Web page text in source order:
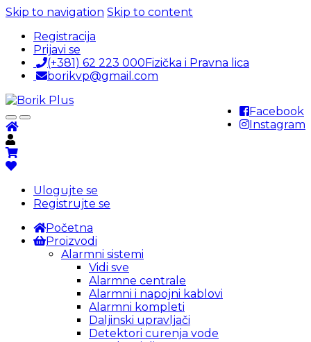
Skip to navigation Skip to content
Registracija
Prijavi se
(+381) 62 223 000Fizička i Pravna lica
borikvp@gmail.com
Facebook
Instagram
Ulogujte se
Registrujte se
Početna
Proizvodi
Alarmni sistemi
Vidi sve
Alarmne centrale
Alarmni i napojni kablovi
Alarmni kompleti
Daljinski upravljači
Detektori curenja vode